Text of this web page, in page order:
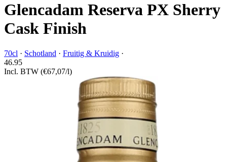
Glencadam Reserva PX Sherry
Cask Finish
70cl · Schotland · Fruitig & Kruidig ·
46.95
Incl. BTW (€67,07/l)